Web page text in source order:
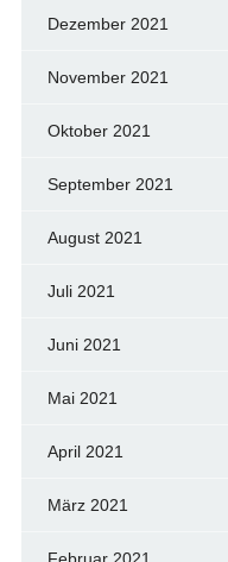
Dezember 2021
November 2021
Oktober 2021
September 2021
August 2021
Juli 2021
Juni 2021
Mai 2021
April 2021
März 2021